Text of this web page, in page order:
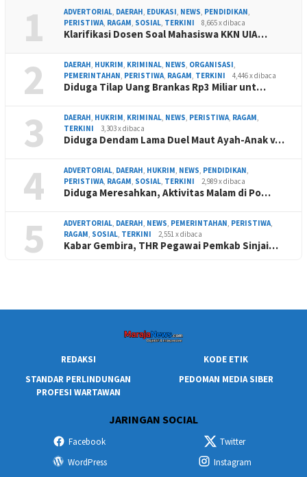
1 ADVERTORIAL, DAERAH, EDUKASI, NEWS, PENDIDIKAN,
PERISTIWA, RAGAM, SOSIAL, TERKINI 8,665 x dibaca
Klarifikasi Dosen Soal Mahasiswa KKN UIA…
2 DAERAH, HUKRIM, KRIMINAL, NEWS, ORGANISASI,
PEMERINTAHAN, PERISTIWA, RAGAM, TERKINI 4,446 x dibaca
Diduga Tilap Uang Brankas Rp3 Miliar unt…
3 DAERAH, HUKRIM, KRIMINAL, NEWS, PERISTIWA, RAGAM,
TERKINI
3,303 x dibaca
Diduga Dendam Lama Duel Maut Ayah-Anak v…
4 ADVERTORIAL, DAERAH, HUKRIM, NEWS, PENDIDIKAN,
PERISTIWA, RAGAM, SOSIAL, TERKINI 2,989 x dibaca
Diduga Meresahkan, Aktivitas Malam di Po…
5 ADVERTORIAL, DAERAH, NEWS, PEMERINTAHAN, PERISTIWA,
RAGAM, SOSIAL, TERKINI 2,551 x dibaca
Kabar Gembira, THR Pegawai Pemkab Sinjai…
REDAKSI
KODE ETIK
STANDAR PERLINDUNGAN
PROFESI WARTAWAN
PEDOMAN MEDIA SIBER
JARINGAN SOCIAL
Facebook
Twitter
WordPress
Instagram